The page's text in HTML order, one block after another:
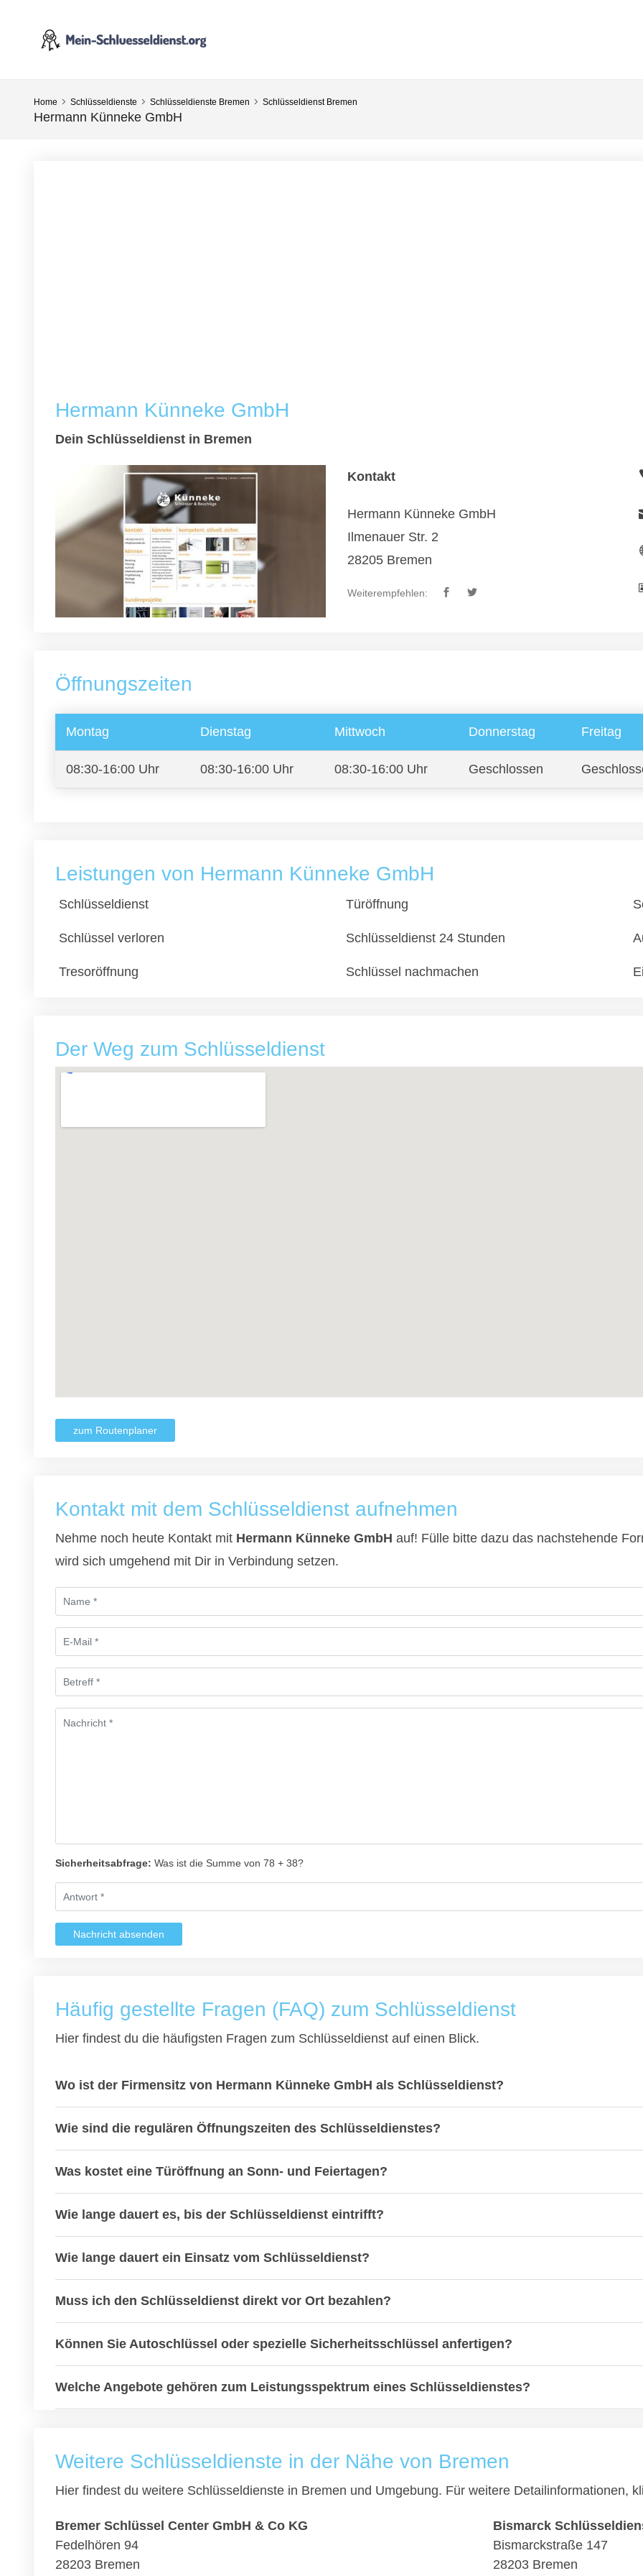
Home Schlüsseldienste Schlüsseldienste Bremen Schlüsseldienst Bremen
Hermann Künneke GmbH
Hermann Künneke GmbH
Dein Schlüsseldienst in Bremen
Kontakt
Hermann Künneke GmbH
Ilmenauer Str. 2
28205 Bremen
Weiterempfehlen:
Öffnungszeiten
Montag Dienstag Mittwoch Donnerstag Freitag
08:30-16:00 Uhr 08:30-16:00 Uhr 08:30-16:00 Uhr Geschlossen
Leistungen von Hermann Künneke GmbH
Schlüsseldienst Türöffnung
Schlüssel verloren Schlüsseldienst 24 Stunden
Tresoröffnung Schlüssel nachmachen
Der Weg zum Schlüsseldienst
zum Routenplaner
Kontakt mit dem Schlüsseldienst aufnehmen
Nehme noch heute Kontakt mit Hermann Künneke GmbH auf! Fülle bitte dazu das nachstehende
wird sich umgehend mit Dir in Verbindung setzen.
Sicherheitsabfrage: Was ist die Summe von 78 + 38?
Nachricht absenden
Häufig gestellte Fragen (FAQ) zum Schlüsseldienst
Hier findest du die häufigsten Fragen zum Schlüsseldienst auf einen Blick.
Wo ist der Firmensitz von Hermann Künneke GmbH als Schlüsseldienst?
Wie sind die regulären Öffnungszeiten des Schlüsseldienstes?
Was kostet eine Türöffnung an Sonn- und Feiertagen?
Wie lange dauert es, bis der Schlüsseldienst eintrifft?
Wie lange dauert ein Einsatz vom Schlüsseldienst?
Muss ich den Schlüsseldienst direkt vor Ort bezahlen?
Können Sie Autoschlüssel oder spezielle Sicherheitsschlüssel anfertigen?
Welche Angebote gehören zum Leistungsspektrum eines Schlüsseldienstes?
Weitere Schlüsseldienste in der Nähe von Bremen
Hier findest du weitere Schlüsseldienste in Bremen und Umgebung. Für weitere Detailinformationen,
Bremer Schlüssel Center GmbH & Co KG
Fedelhören 94
28203 Bremen
Bismarck
Bismarckstraße 147
28203 Bremen